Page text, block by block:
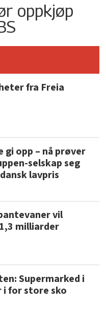
oppkjøp
fra Freia
gi opp – nå prøver
selskap seg
lavpris
vil
milliarder
Supermarked i
for store sko